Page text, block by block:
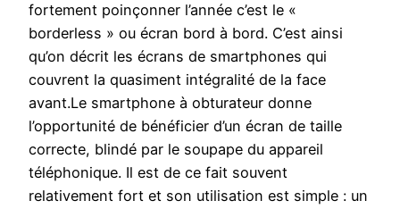
fortement poinçonner l’année c’est le «
borderless » ou écran bord à bord. C’est ainsi
qu’on décrit les écrans de smartphones qui
couvrent la quasiment intégralité de la face
avant.Le smartphone à obturateur donne
l’opportunité de bénéficier d’un écran de taille
correcte, blindé par le soupape du appareil
téléphonique. Il est de ce fait souvent
relativement fort et son utilisation est simple : un